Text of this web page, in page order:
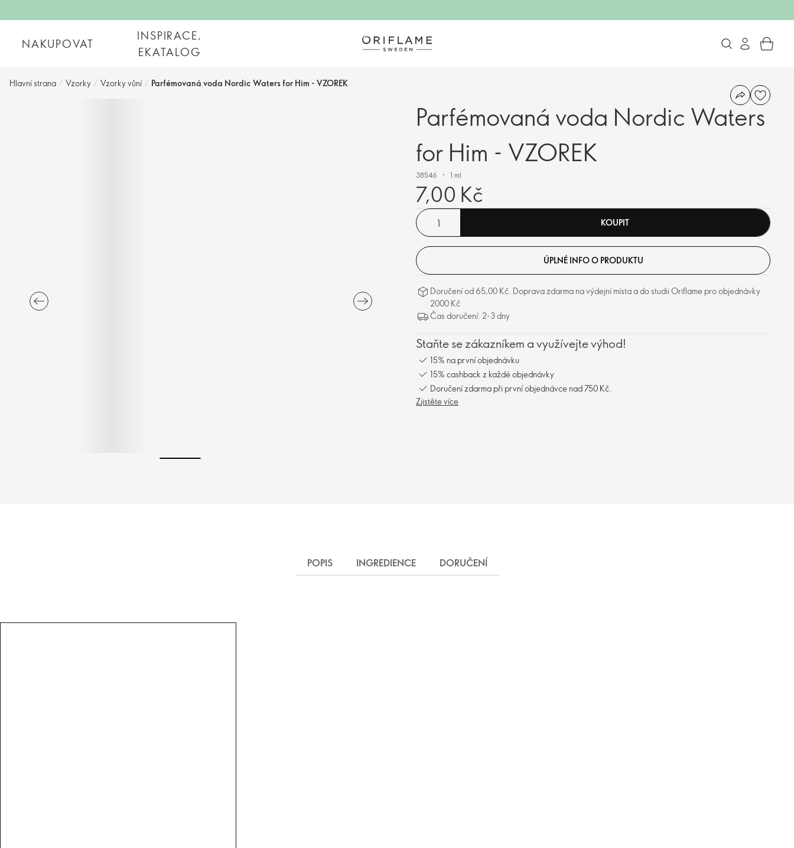
NAKUPOVAT
INSPIRACE,
EKATALOG
Hlavní strana / Vzorky / Vzorky vůní / Parfémovaná voda Nordic Waters for Him - VZOREK
Parfémovaná voda Nordic Waters
for Him - VZOREK
38546 1 ml
7,00 Kč
KOUPIT
ÚPLNÉ INFO O PRODUKTU
Doručení od 65,00 Kč. Doprava zdarma na výdejní místa a do studii Oriflame pro objednávky
2000 Kč
Čas doručení: 2-3 dny
Staňte se zákazníkem a využívejte výhod!
15% na první objednávku
15% cashback z každé objednávky
Doručení zdarma při první objednávce nad 750 Kč.
Zjistěte více
POPIS INGREDIENCE DORUČENÍ